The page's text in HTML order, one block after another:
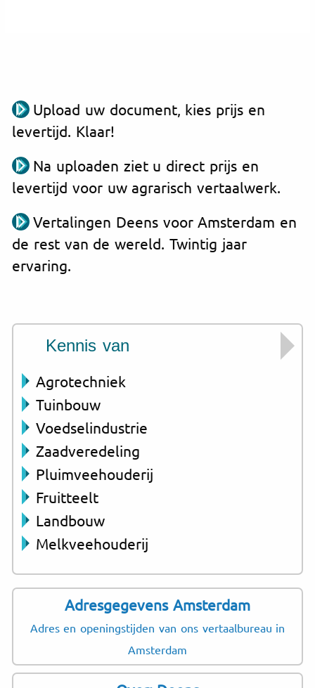
Upload uw document, kies prijs en
levertijd. Klaar!
Na uploaden ziet u direct prijs en
levertijd voor uw agrarisch vertaalwerk.
Vertalingen Deens voor Amsterdam en
de rest van de wereld. Twintig jaar
ervaring.
Kennis van
Agrotechniek
Tuinbouw
Voedselindustrie
Zaadveredeling
Pluimveehouderij
Fruitteelt
Landbouw
Melkveehouderij
Adresgegevens Amsterdam
Adres en openingstijden van ons vertaalbureau in
Amsterdam